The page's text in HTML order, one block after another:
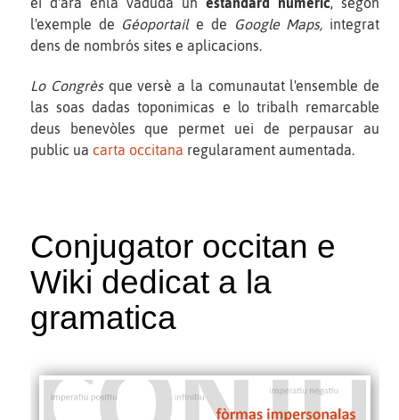
l'exemple de Géoportaile de Google Maps, integrat
dens de nombrós sites e aplicacions.
Lo Congrèsque versè a la comunautat l'ensemble de
las soas dadas toponimicas e lo tribalh remarcable
deus benevòles que permet uei de perpausar au
public ua carta occitana regularament aumentada.
Conjugator occitan e
Wiki dedicat a la
gramatica